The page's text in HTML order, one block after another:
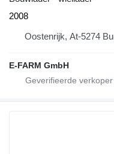
2008
Oostenrijk, At-5274
E-FARM GmbH